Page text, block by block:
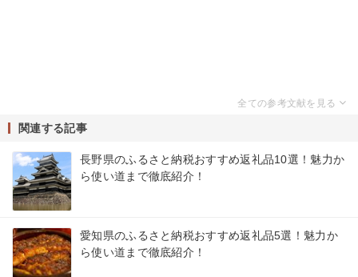
関連する記事
長野県のふるさと納税おすすめ返礼品10選！魅力か
ら使い道まで徹底紹介！
愛知県のふるさと納税おすすめ返礼品5選！魅力か
ら使い道まで徹底紹介！